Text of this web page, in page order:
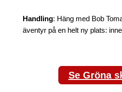
Handling: Häng med Bob
äventyr på en helt ny plats:
Se Gröna